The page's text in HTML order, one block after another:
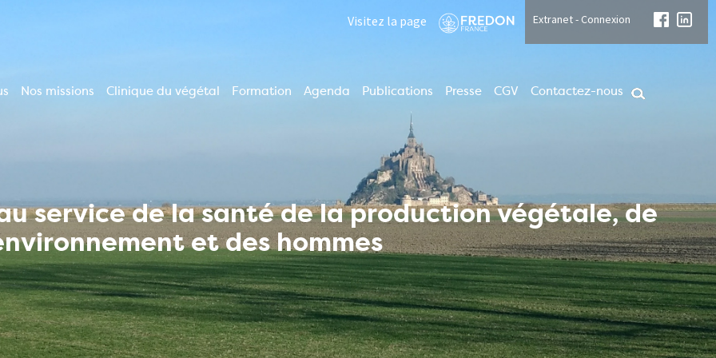
Visitez la page Extranet - Connexion
Nos missions Clinique du végétal Formation Agenda Publications Presse CGV Contactez-nous
service de la santé de la production végétale, de
et des hommes